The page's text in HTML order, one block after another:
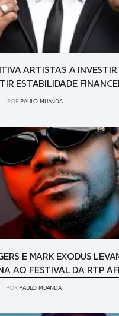
ARTISTAS A INVESTIR
ESTABILIDADE
POR PAULO MUANDA
E MARK EXODUS
AO FESTIVAL DA RTP
POR PAULO MUANDA